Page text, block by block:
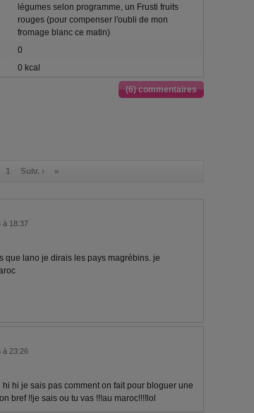
légumes selon programme, un Frusti fruits
rouges (pour compenser l'oubli de mon
fromage blanc ce matin)
0
0 kcal
(6) commentaires
1 Suiv. › »
à 18:37
que lano je dirais les pays magrébins. je
à 23:26
hi je sais pas comment on fait pour bloguer une
bref !!je sais ou tu vas !!!au maroc!!!!lol